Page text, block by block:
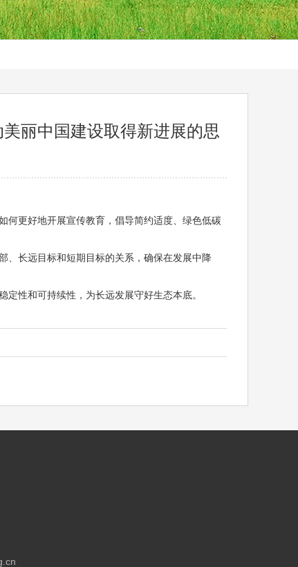
丽中国建设取得新进展的思
何更好地开展宣传教育，倡导简约适度、绿色低碳
、长远目标和短期目标的关系，确保在发展中降
性和可持续性，为长远发展守好生态本底。